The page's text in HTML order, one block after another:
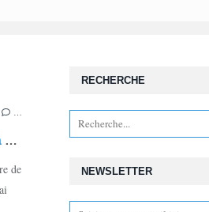
,PAYOT YVERDON,LES DRAGONS DU
Festival Jeunesse ce week-end à Yverdon!
de
NEWSLETTER
RECHERCHE